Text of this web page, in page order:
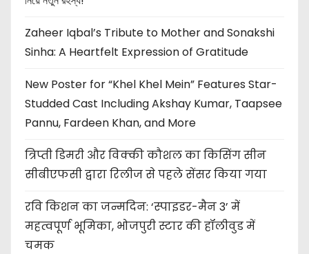
Zaheer Iqbal’s Tribute to Mother and Sonakshi
Sinha: A Heartfelt Expression of Gratitude
New Poster for “Khel Khel Mein” Features Star-
Studded Cast Including Akshay Kumar, Taapsee
Pannu, Fardeen Khan, and More
त्रिप्ती डिमरी और विक्की कौशल का किसिंग सीन
सीबीएफसी द्वारा रिलीज से पहले सेंसर किया गया
रवि किशन का जन्मदिन: ‘स्पाइडर-मैन 3’ में
महत्वपूर्ण भूमिका, भोजपुरी स्टार की हॉलीवुड में
चमक